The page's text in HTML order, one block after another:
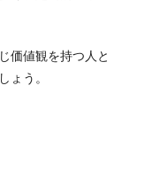
価値観を持つ人と
ょう。